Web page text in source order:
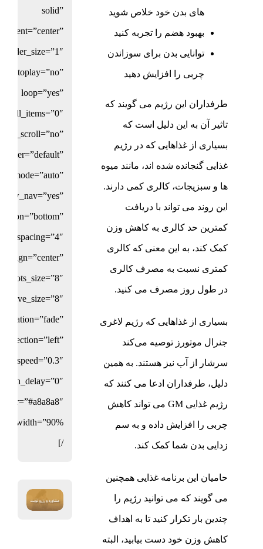
های بدن خود خلاص شوید
بهبود هضم را تجربه کنید
توانایی بدن برای سوزاندن
چربی را افزایش دهید
طرفداران این رژیم می گویند که
تاثیر آن به این دلیل است که
بسیاری از غذاهایی که در رژیم
غذایی گنجانده شده اند، مانند میوه
ها و سبزیجات، کالری کمی دارند.
این روند می تواند با دریافت
کمترین حد کالری به کاهش وزن
کمک کند، به این معنی که کالری
کمتری نسبت به مصرف کالری
در طول روز مصرف می کنید.
بسیاری از غذاهایی که رژیم لاغری
جنرال موتورز توصیه می‌کند
سرشار از آب نیز هستند. به همین
دلیل، طرفداران ادعا می کنند که
رژیم غذایی GM می تواند کاهش
چربی را افزایش داده و به سم
زدایی بدن شما کمک کند.
حامیان این برنامه غذایی همچنین
می گویند که می توانید رژیم را
چندین بار تکرار کنید تا به اهداف
کاهش وزن خود دست بیابید، البته
solid”
autoplay=”no”
loop=”yes”
scroll_items=”0″
show_nav=”yes”
dots_size=”8″
/]